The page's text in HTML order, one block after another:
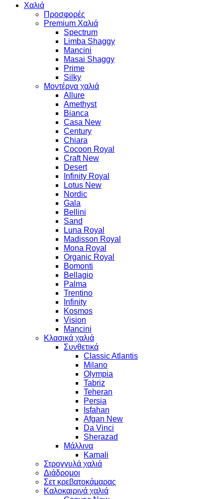
Χαλιά
Προσφορές
Premium Χαλιά
Spectrum
Limba Shaggy
Mancini
Masai Shaggy
Prime
Silky
Μοντέρνα χαλιά
Allure
Amethyst
Bianca
Casa New
Century
Chiara
Cocoon Royal
Craft New
Desert
Infinity Royal
Lotus New
Nordic
Gala
Bellini
Sand
Luna Royal
Madisson Royal
Mona Royal
Organic Royal
Bomonti
Bellagio
Palma
Trentino
Infinity
Kosmos
Vision
Mancini
Κλασικά χαλιά
Συνθετικά
Classic Atlantis
Milano
Olympia
Tabriz
Teheran
Persia
Isfahan
Afgan New
Da Vinci
Sherazad
Μάλλινα
Kamali
Στρογγυλά χαλιά
Διάδρομοι
Σετ κρεβατοκάμαρας
Καλοκαιρινά χαλιά